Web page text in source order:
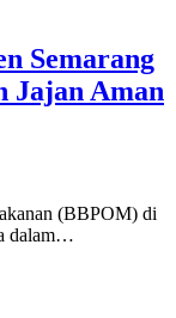
Semarang
Jajan Aman
(BBPOM) di
dalam…